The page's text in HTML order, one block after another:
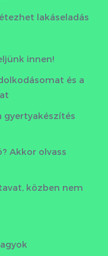
lakáseladás
innen!
és a
gyertyakészítés
Akkor olvass
közben nem